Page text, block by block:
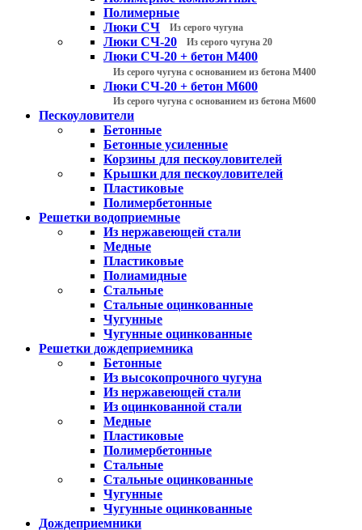
Полимерные
Люки СЧ
Из серого чугуна
Люки СЧ-20 Из серого чугуна 20
Люки СЧ-20 + бетон М400
Из серого чугуна с основанием из бетона М400
Люки СЧ-20 + бетон М600
Из серого чугуна с основанием из бетона М600
Пескоуловители
Бетонные
Бетонные усиленные
Корзины для пескоуловителей
Крышки для пескоуловителей
Пластиковые
Полимербетонные
Решетки водоприемные
Из нержавеющей стали
Медные
Пластиковые
Полиамидные
Стальные
Стальные оцинкованные
Чугунные
Чугунные оцинкованные
Решетки дождеприемника
Бетонные
Из высокопрочного чугуна
Из нержавеющей стали
Из оцинкованной стали
Медные
Пластиковые
Полимербетонные
Стальные
Стальные оцинкованные
Чугунные
Чугунные оцинкованные
Дождеприемники